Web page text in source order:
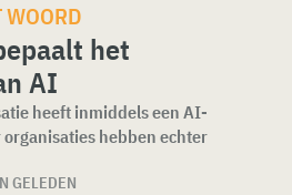
WOORD
het
AI
heeft inmiddels een AI-
hebben echter
GELEDEN